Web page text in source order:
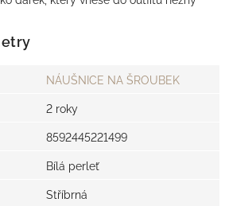
NÁUŠNICE NA ŠROUBEK
2 roky
8592445221499
Bílá perleť
Stříbrná